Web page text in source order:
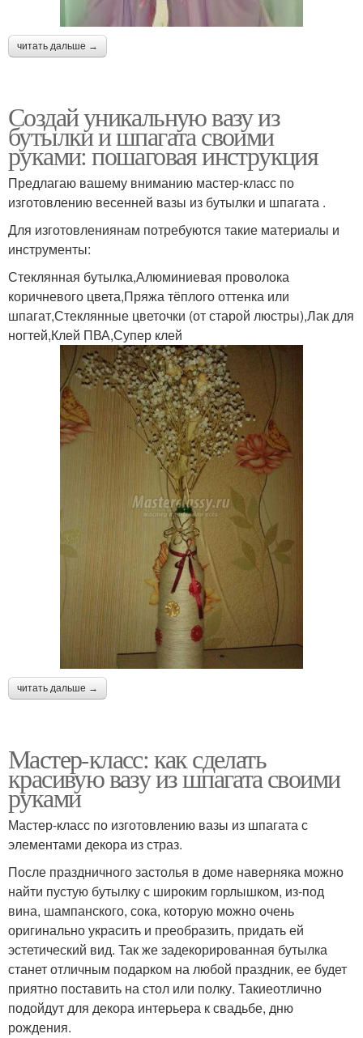
читать дальше →
Создай уникальную вазу из
бутылки и шпагата своими
руками: пошаговая инструкция
Предлагаю вашему вниманию мастер-класс по
изготовлению весенней вазы из бутылки и шпагата .
Для изготовлениянам потребуются такие материалы и
инструменты:
Стеклянная бутылка,Алюминиевая проволока
коричневого цвета,Пряжа тёплого оттенка или
шпагат,Стеклянные цветочки (от старой люстры),Лак для
ногтей,Клей ПВА,Супер клей
читать дальше →
Мастер-класс: как сделать
красивую вазу из шпагата своими
руками
Мастер-класс по изготовлению вазы из шпагата с
элементами декора из страз.
После праздничного застолья в доме наверняка можно
найти пустую бутылку с широким горлышком, из-под
вина, шампанского, сока, которую можно очень
оригинально украсить и преобразить, придать ей
эстетический вид. Так же задекорированная бутылка
станет отличным подарком на любой праздник, ее будет
приятно поставить на стол или полку. Такиеотлично
подойдут для декора интерьера к свадьбе, дню
рождения.